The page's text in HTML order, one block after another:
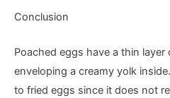
Conclusion
Poached eggs have a thin
enveloping a creamy yolk
to fried eggs since it does not